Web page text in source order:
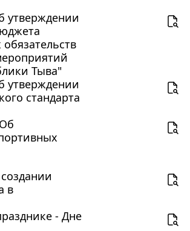
утверждении
Тыва"
утверждении
стандарта
в
- Дне